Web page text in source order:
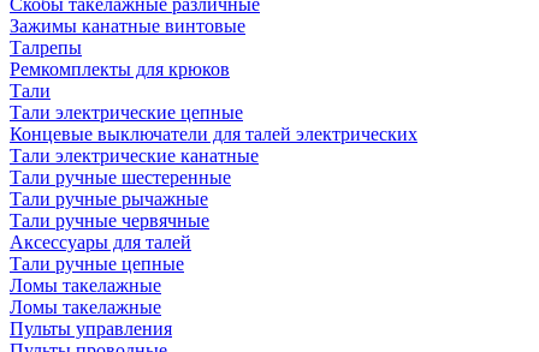
Скобы такелажные различные
Зажимы канатные винтовые
Талрепы
Ремкомплекты для крюков
Тали
Тали электрические цепные
Концевые выключатели для талей электрических
Тали электрические канатные
Тали ручные шестеренные
Тали ручные рычажные
Тали ручные червячные
Аксессуары для талей
Тали ручные цепные
Ломы такелажные
Ломы такелажные
Пульты управления